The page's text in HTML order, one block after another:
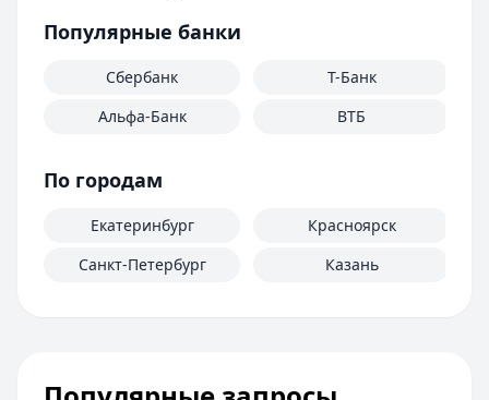
Популярные банки
Сбербанк
Альфа-Банк
Т-Банк
ВТБ
По городам
Екатеринбург
Санкт-Петербург
Красноярск
Казань